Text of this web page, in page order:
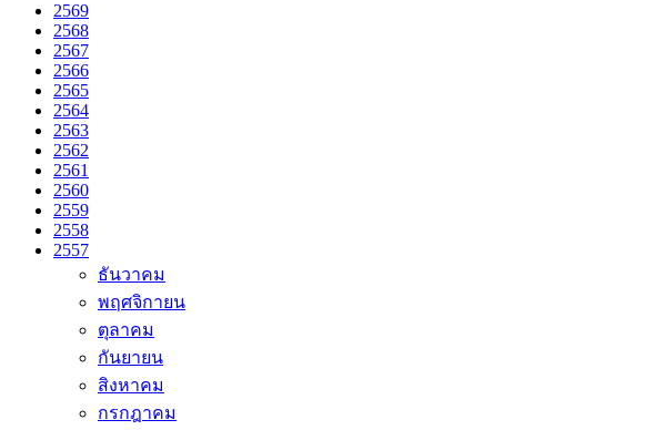
2569
2568
2567
2566
2565
2564
2563
2562
2561
2560
2559
2558
2557
ธันวาคม
พฤศจิกายน
ตุลาคม
กันยายน
สิงหาคม
กรกฎาคม